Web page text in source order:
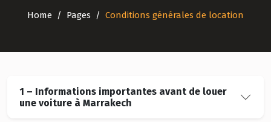
Home Pages Conditions générales de location
1 – Informations importantes avant de louer
une voiture à Marrakech